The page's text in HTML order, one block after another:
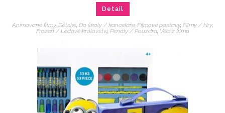
Detail
Animované filmy, Dětské, Do školy / kanceláře, Filmové postavy, Filmy / Hry,
Frozen / Ledové království, Penály / Pouzdra, Veci z filmu